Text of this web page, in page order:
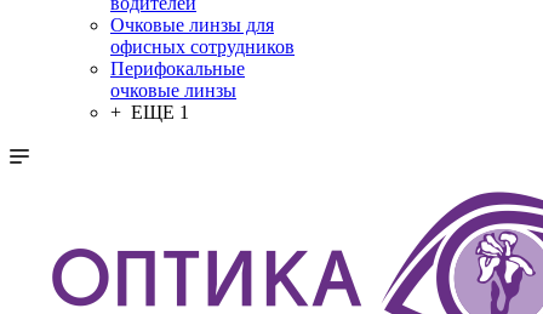
Очковые линзы для
офисных сотрудников
Перифокальные
очковые линзы
+ ЕЩЕ 1